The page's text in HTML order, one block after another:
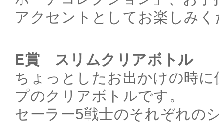
アクセントとしてお楽しみ
E賞 スリムクリアボトル
ちょっとしたお出かけの時
プのクリアボトルです。
セーラー5戦士のそれぞれの